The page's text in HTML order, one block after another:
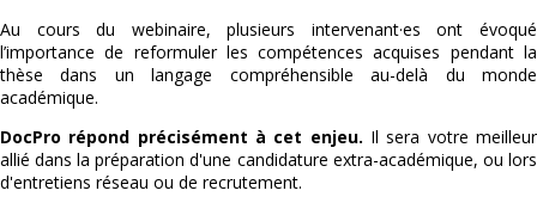
Au cours du webinaire, plusieurs intervenant·es ont évoqué
l’importance de reformuler les compétences acquises pendant la
thèse dans un langage compréhensible au-delà du monde
académique.
DocPro répond précisément à cet enjeu. Il sera votre meilleur
allié dans la préparation d'une candidature extra-académique, ou lors
d'entretiens réseau ou de recrutement.